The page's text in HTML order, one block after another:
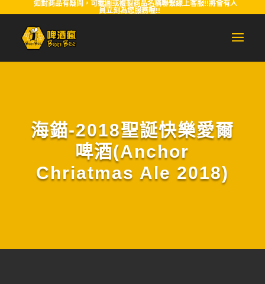
如對商品有疑問，可截圖或複製商品名稱聯繫線上客服!!將會有人
員立刻為您服務喔!!
海錨-2018聖誕快樂愛爾
啤酒(Anchor
Chriatmas Ale 2018)